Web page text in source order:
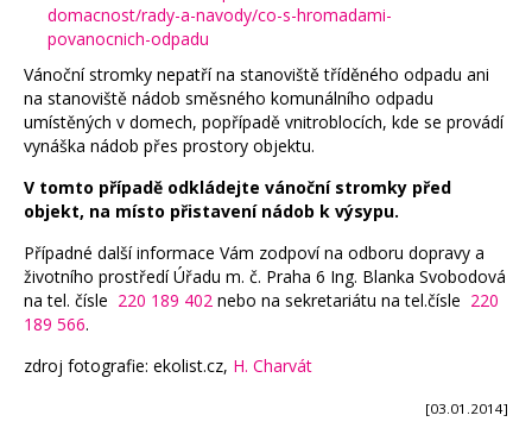
domacnost/rady-a-navody/co-s-hromadami-
povanocnich-odpadu
Vánoční stromky nepatří na stanoviště tříděného odpadu ani
na stanoviště nádob směsného komunálního odpadu
umístěných v domech, popřípadě vnitroblocích, kde se provádí
vynáška nádob přes prostory objektu.
V tomto případě odkládejte vánoční stromky před
objekt, na místo přistavení nádob k výsypu.
Případné další informace Vám zodpoví na odboru dopravy a
životního prostředí Úřadu m. č. Praha 6 Ing. Blanka Svobodová
na tel. čísle 220 189 402 nebo na sekretariátu na tel.čísle 220
189 566.
zdroj fotografie: ekolist.cz, H. Charvát
[03.01.2014]